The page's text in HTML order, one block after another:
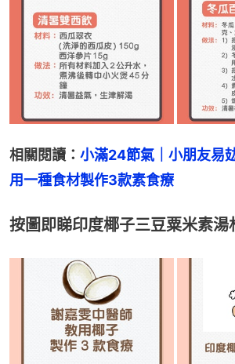
相關閱讀： 小滿24節氣｜小朋友易
用一種食材製作3款素食療
按圖即睇印度椰子三豆粟米素湯